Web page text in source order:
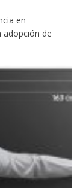
en
adopción de